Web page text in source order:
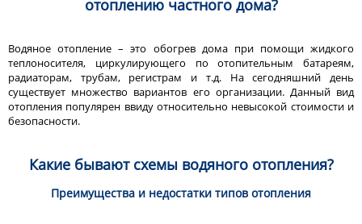
отоплению частного дома?
Водяное отопление – это обогрев дома при помощи жидкого
теплоносителя, циркулирующего по отопительным батареям,
радиаторам, трубам, регистрам и т.д. На сегодняшний день
существует множество вариантов его организации. Данный вид
отопления популярен ввиду относительно невысокой стоимости и
безопасности.
Какие бывают схемы водяного отопления?
Преимущества и недостатки типов отопления